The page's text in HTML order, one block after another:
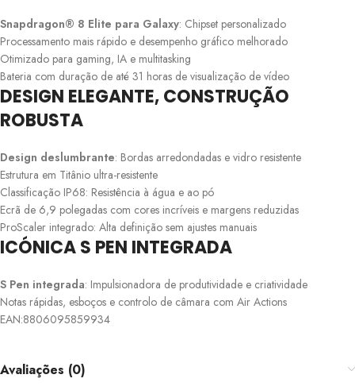
Snapdragon® 8 Elite para Galaxy: Chipset personalizado
Processamento mais rápido e desempenho gráfico melhorado
Otimizado para gaming, IA e multitasking
Bateria com duração de até 31 horas de visualização de vídeo
DESIGN ELEGANTE, CONSTRUÇÃO
ROBUSTA
Design deslumbrante: Bordas arredondadas e vidro resistente
Estrutura em Titânio ultra-resistente
Classificação IP68: Resistência à água e ao pó
Ecrã de 6,9 polegadas com cores incríveis e margens reduzidas
ProScaler integrado: Alta definição sem ajustes manuais
ICÓNICA S PEN INTEGRADA
S Pen integrada: Impulsionadora de produtividade e criatividade
Notas rápidas, esboços e controlo de câmara com Air Actions
EAN:8806095859934
Avaliações (0)